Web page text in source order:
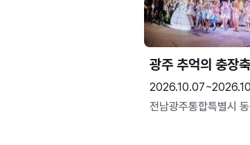
광주 추억의 충장
전남광주통합특별시